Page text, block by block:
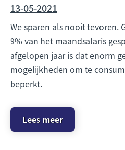
13-05-2021
We sparen als nooit tevoren.
9% van het maandsalaris
afgelopen jaar is dat enorm
mogelijkheden om te
beperkt.
Lees meer